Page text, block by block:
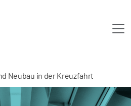
Neubau in der Kreuzfahrt